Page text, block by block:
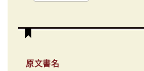
原文書名